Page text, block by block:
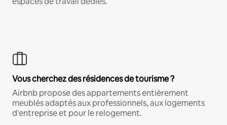
Vous cherchez des résidences de tourisme ?
Airbnb propose des appartements entièrement
meublés adaptés aux professionnels, aux logements
d'entreprise et pour le relogement.